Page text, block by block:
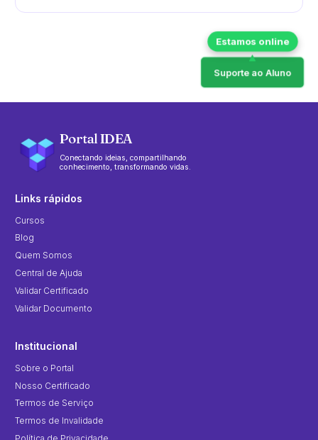
Suporte ao Aluno
Portal IDEA
Conectando ideias, compartilhando
conhecimento, transformando vidas.
Links rápidos
Cursos
Blog
Quem Somos
Central de Ajuda
Validar Certificado
Validar Documento
Institucional
Sobre o Portal
Nosso Certificado
Termos de Serviço
Termos de Invalidade